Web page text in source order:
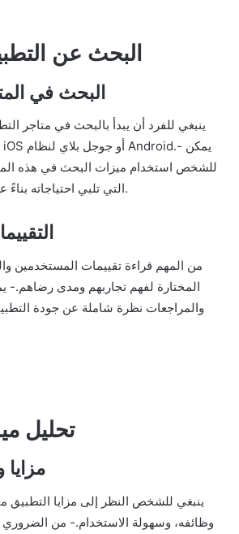
البحث عن
البحث في
للشخص استخدام ميزات البحث في هذه
التي تلبي احتياجاته بناءً على الفئات والتصنيفات.
المختارة لفهم تجاربهم ومدى رضاهم.-
والمراجعات نظرة شاملة عن جودة
تحليل
وظائفه، وسهولة الاستخدام.- من الضروري